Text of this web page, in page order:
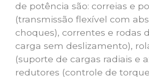
de potência são: correias e
(transmissão flexível com
choques), correntes e rodas
carga sem deslizamento),
(suporte de cargas radiais e
redutores (controle de